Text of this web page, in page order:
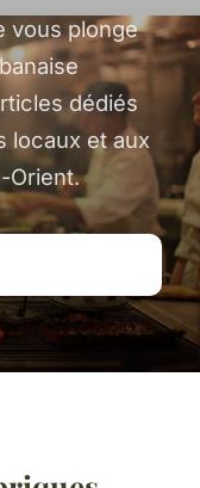
vous plonge
dédiés
locaux et aux
Orient.